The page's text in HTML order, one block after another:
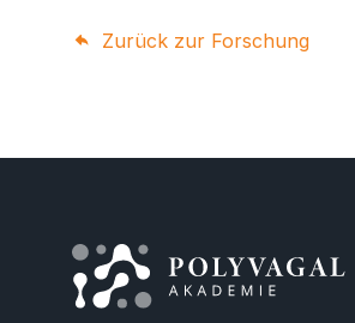
Zurück zur Forschung